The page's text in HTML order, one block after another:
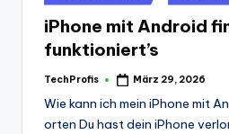
in
iPhone mit Android
funktioniert’s
Posted
TechProfis März 29, 2026
Wie kann ich mein iPhone mit
orten Du hast dein iPhone